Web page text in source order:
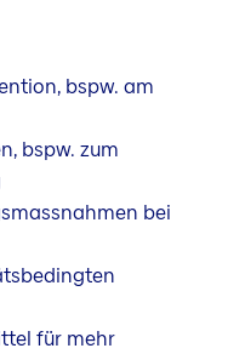
bspw. am
bspw. zum
bei
für mehr